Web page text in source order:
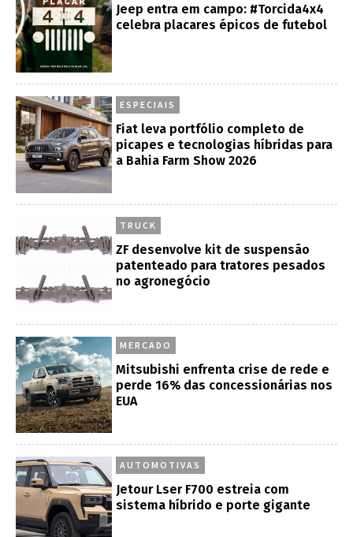
Jeep entra em campo: #Torcida4x4
celebra placares épicos de futebol
ESPECIAIS
Fiat leva portfólio completo de
picapes e tecnologias híbridas para
a Bahia Farm Show 2026
TRUCK
ZF desenvolve kit de suspensão
patenteado para tratores pesados
no agronegócio
MERCADO
Mitsubishi enfrenta crise de rede e
perde 16% das concessionárias nos
EUA
AUTOMOTIVAS
Jetour Lser F700 estreia com
sistema híbrido e porte gigante